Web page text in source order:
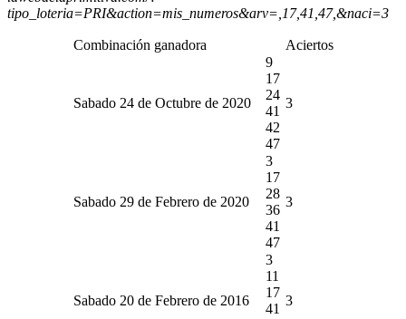
tipo_loteria=PRI&action=mis_numeros&arv=,17,41,47,&naci=3
Combinación ganadora Aciertos
Sabado 24 de Octubre de 2020
9
17
24
41
42
47
3
Sabado 29 de Febrero de 2020
3
17
28
36
41
47
3
Sabado 20 de Febrero de 2016
3
11
17
41
3